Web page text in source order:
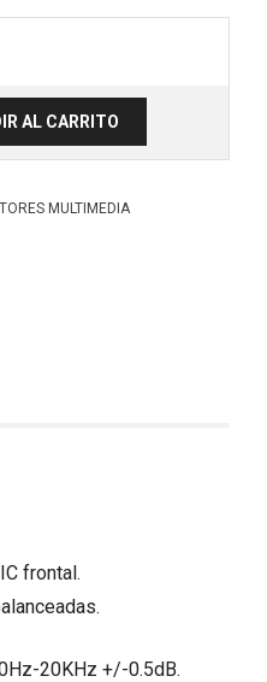
19". SD/USB/BT. MUB6 AMS
AL CARRITO
MULTIMEDIA
frontal.
20KHz +/-0.5dB.